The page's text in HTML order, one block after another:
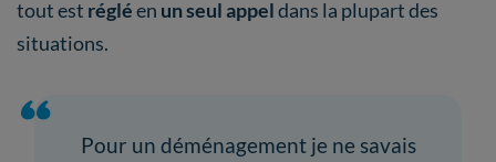
tout est régléen un seul appeldans la plupart des
situations.
Pour un déménagement je ne savais